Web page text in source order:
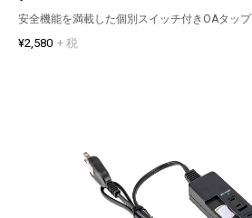
安全機能を満載した個別スイッチ付きOAタップ
¥2,580 + 税